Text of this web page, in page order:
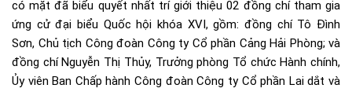
có mặt đã biểu quyết nhất trí giới thiệu 02 đồng chí tham gia
ứng cử đại biểu Quốc hội khóa XVI, gồm: đồng chí Tô Đình
Sơn, Chủ tịch Công đoàn Công ty Cổ phần Cảng Hải Phòng; và
đồng chí Nguyễn Thị Thủy, Trưởng phòng Tổ chức Hành chính,
Ủy viên Ban Chấp hành Công đoàn Công ty Cổ phần Lai dắt và